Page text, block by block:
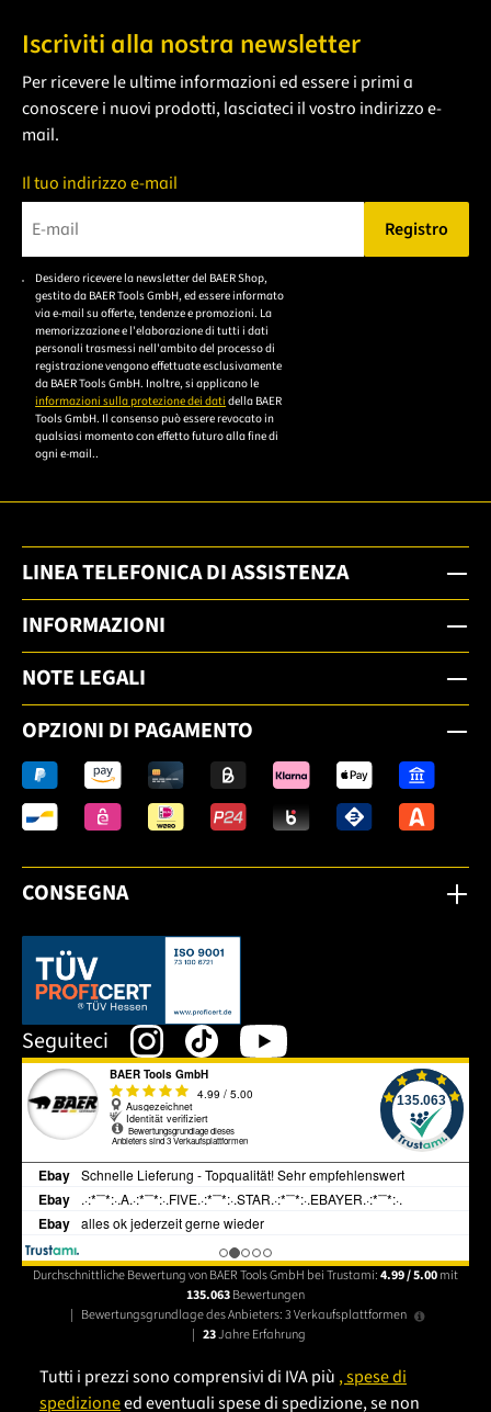
Iscriviti alla nostra newsletter
Per ricevere le ultime informazioni ed essere i primi a
conoscere i nuovi prodotti, lasciateci il vostro indirizzo e-
mail.
Il tuo indirizzo e-mail
Bitte geben Sie eine gültige E-Mail-Adresse ein.
Registro
Desidero ricevere la newsletter del BAER Shop,
gestito da BAER Tools GmbH, ed essere informato
via e-mail su offerte, tendenze e promozioni. La
memorizzazione e l'elaborazione di tutti i dati
personali trasmessi nell'ambito del processo di
registrazione vengono effettuate esclusivamente
da BAER Tools GmbH. Inoltre, si applicano le
informazioni sulla protezione dei dati della BAER
Tools GmbH. Il consenso può essere revocato in
qualsiasi momento con effetto futuro alla fine di
ogni e-mail..
LINEA TELEFONICA DI ASSISTENZA
INFORMAZIONI
NOTE LEGALI
OPZIONI DI PAGAMENTO
CONSEGNA
Dieser Link öffnet sich in einem neuen Tab.
Seguiteci
Durchschnittliche Bewertung von BAER Tools GmbH bei Trustami:4.99 / 5.00mit
135.063Bewertungen
| Bewertungsgrundlage des Anbieters: 3 Verkaufsplattformen
| 23Jahre Erfahrung
Tutti i prezzi sono comprensivi di IVA più , spese di
spedizioneed eventuali spese di spedizione, se non